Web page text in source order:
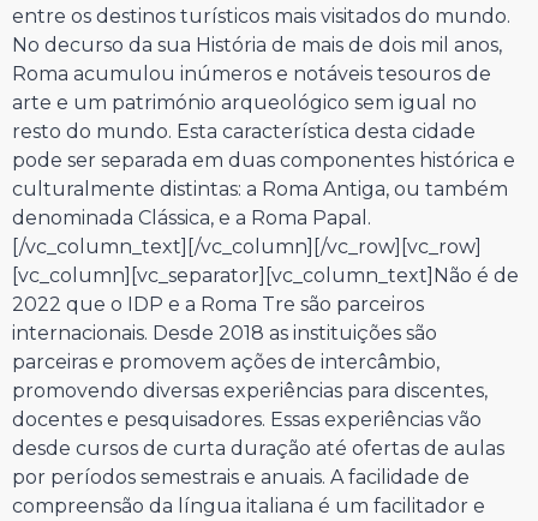
entre os destinos turísticos mais visitados do mundo.
No decurso da sua História de mais de dois mil anos,
Roma acumulou inúmeros e notáveis tesouros de
arte e um património arqueológico sem igual no
resto do mundo. Esta característica desta cidade
pode ser separada em duas componentes histórica e
culturalmente distintas: a Roma Antiga, ou também
denominada Clássica, e a Roma Papal.
[/vc_column_text][/vc_column][/vc_row][vc_row]
[vc_column][vc_separator][vc_column_text] Não é de
2022 que o IDP e a Roma Tre são parceiros
internacionais. Desde 2018 as instituições são
parceiras e promovem ações de intercâmbio,
promovendo diversas experiências para discentes,
docentes e pesquisadores. Essas experiências vão
desde cursos de curta duração até ofertas de aulas
por períodos semestrais e anuais. A facilidade de
compreensão da língua italiana é um facilitador e